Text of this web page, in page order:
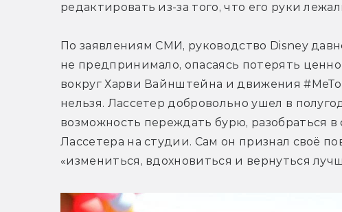
редактировать из-за того, что его руки
По заявлениям СМИ, руководство Disney
не предпринимало, опасаясь потерять
вокруг Харви Вайнштейна и движения
нельзя. Лассетер добровольно ушел в
возможность переждать бурю, разобраться в
Лассетера на студии. Сам он признал своё
«измениться, вдохновиться и вернуться